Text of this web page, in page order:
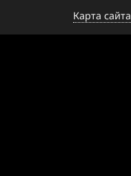
Карта сайта